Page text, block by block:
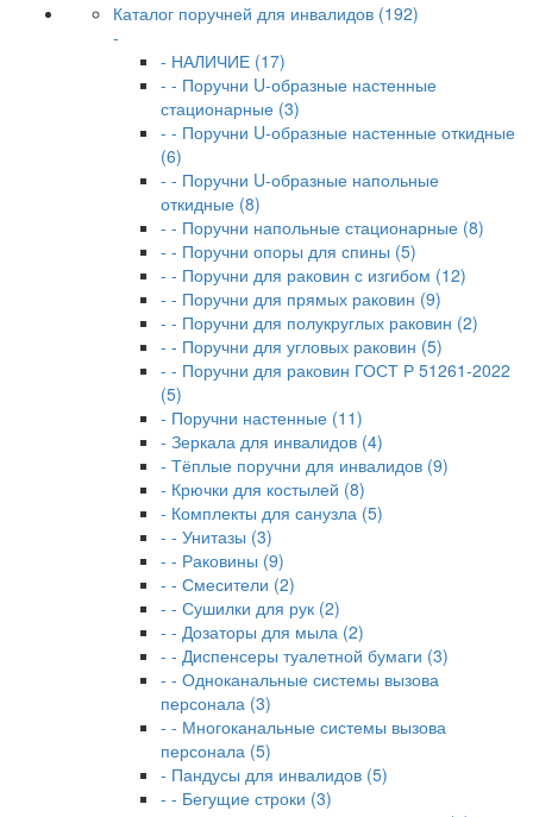
Каталог поручней для инвалидов (192)
-
- НАЛИЧИЕ (17)
- - Поручни U-образные настенные
стационарные (3)
- - Поручни U-образные настенные откидные
(6)
- - Поручни U-образные напольные
откидные (8)
- - Поручни напольные стационарные (8)
- - Поручни опоры для спины (5)
- - Поручни для раковин с изгибом (12)
- - Поручни для прямых раковин (9)
- - Поручни для полукруглых раковин (2)
- - Поручни для угловых раковин (5)
- - Поручни для раковин ГОСТ Р 51261-2022
(5)
- Поручни настенные (11)
- Зеркала для инвалидов (4)
- Тёплые поручни для инвалидов (9)
- Крючки для костылей (8)
- Комплекты для санузла (5)
- - Унитазы (3)
- - Раковины (9)
- - Смесители (2)
- - Сушилки для рук (2)
- - Дозаторы для мыла (2)
- - Диспенсеры туалетной бумаги (3)
- - Одноканальные системы вызова
персонала (3)
- - Многоканальные системы вызова
персонала (5)
- Пандусы для инвалидов (5)
- - Бегущие строки (3)